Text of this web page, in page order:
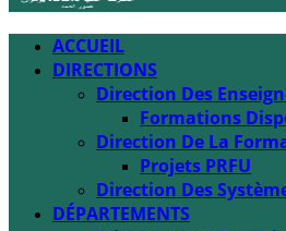
ACCUEIL
DIRECTIONS
Direction Des
Formations
Direction De La
Projets PRFU
Direction Des
DÉPARTEMENTS